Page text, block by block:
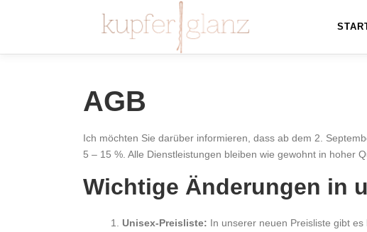
AGB
Ich möchten Sie darüber informieren, dass ab dem 2.
5 – 15 %. Alle Dienstleistungen bleiben wie gewohnt in hoher
Wichtige Änderungen in
Unisex-Preisliste: In unserer neuen Preisliste gibt